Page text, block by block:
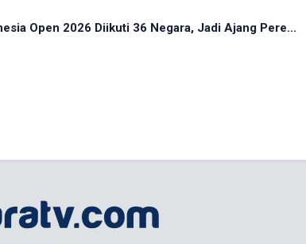
Open 2026 Diikuti 36 Negara, Jadi Ajang Pere...